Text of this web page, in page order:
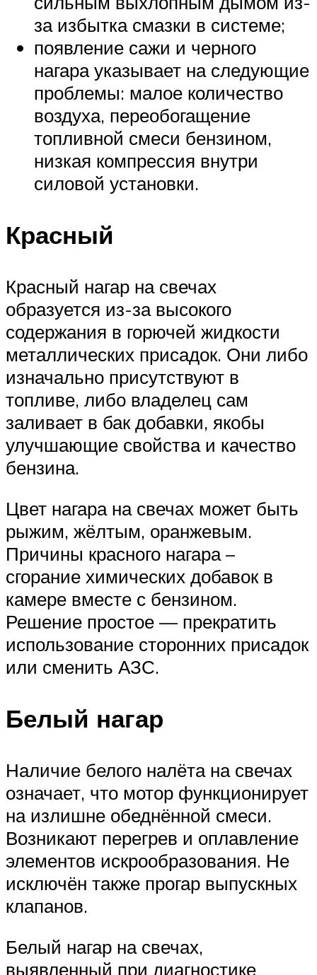
за избытка смазки в системе;
появление сажи и черного
нагара указывает на следующие
проблемы: малое количество
воздуха, переобогащение
топливной смеси бензином,
низкая компрессия внутри
силовой установки.
Красный
Красный нагар на свечах
образуется из-за высокого
содержания в горючей жидкости
металлических присадок. Они либо
изначально присутствуют в
топливе, либо владелец сам
заливает в бак добавки, якобы
улучшающие свойства и качество
бензина.
Цвет нагара на свечах может быть
рыжим, жёлтым, оранжевым.
Причины красного нагара –
сгорание химических добавок в
камере вместе с бензином.
Решение простое — прекратить
использование сторонних присадок
или сменить АЗС.
Белый нагар
Наличие белого налёта на свечах
означает, что мотор функционирует
на излишне обеднённой смеси.
Возникают перегрев и оплавление
элементов искрообразования. Не
исключён также прогар выпускных
клапанов.
Белый нагар на свечах,
выявленный при диагностике